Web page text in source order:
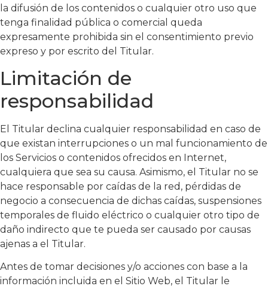
la difusión de los contenidos o cualquier otro uso que
tenga finalidad pública o comercial queda
expresamente prohibida sin el consentimiento previo
expreso y por escrito del Titular.
Limitación de
responsabilidad
El Titular declina cualquier responsabilidad en caso de
que existan interrupciones o un mal funcionamiento de
los Servicios o contenidos ofrecidos en Internet,
cualquiera que sea su causa. Asimismo, el Titular no se
hace responsable por caídas de la red, pérdidas de
negocio a consecuencia de dichas caídas, suspensiones
temporales de fluido eléctrico o cualquier otro tipo de
daño indirecto que te pueda ser causado por causas
ajenas a el Titular.
Antes de tomar decisiones y/o acciones con base a la
información incluida en el Sitio Web, el Titular le